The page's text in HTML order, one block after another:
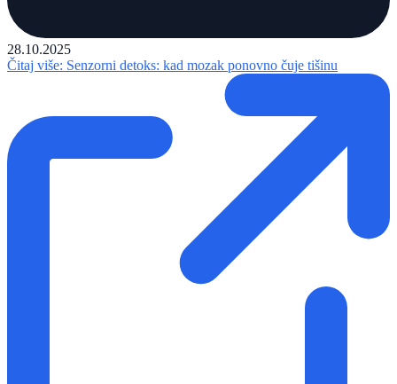
28.10.2025
Čitaj više: Senzorni detoks: kad mozak ponovno čuje tišinu